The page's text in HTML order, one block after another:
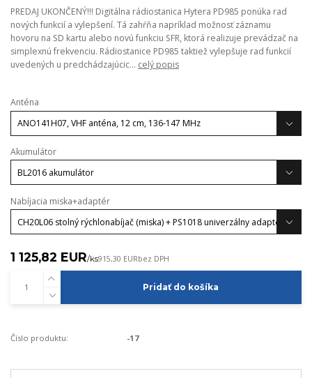
PREDAJ UKONČENÝ!!! Digitálna rádiostanica Hytera PD985 ponúka rad
nových funkcií a vylepšení. Tá zahŕňa napríklad možnosť záznamu
hovoru na SD kartu alebo novú funkciu SFR, ktorá realizuje prevádzač na
simplexnú frekvenciu. Rádiostanice PD985 taktiež vylepšuje rad funkcií
uvedených u predchádzajúcic... celý popis
Anténa
Akumulátor
Nabíjacia miska+adaptér
1 125,82 EUR/ks915,30 EURbez DPH
Pridať do košíka
Číslo produktu: -17